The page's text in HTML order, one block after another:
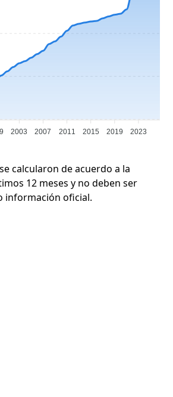
2003 2007 2011 2015 2019 2023
calcularon de acuerdo a la
12 meses y no deben ser
información oficial.